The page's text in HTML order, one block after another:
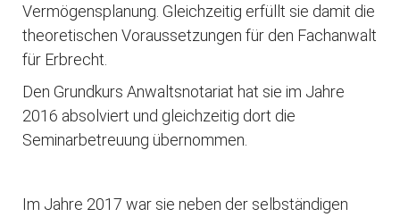
Vermögensplanung. Gleichzeitig erfüllt sie damit die
theoretischen Voraussetzungen für den Fachanwalt
für Erbrecht.
Den Grundkurs Anwaltsnotariat hat sie im Jahre
2016 absolviert und gleichzeitig dort die
Seminarbetreuung übernommen.
Im Jahre 2017 war sie neben der selbständigen